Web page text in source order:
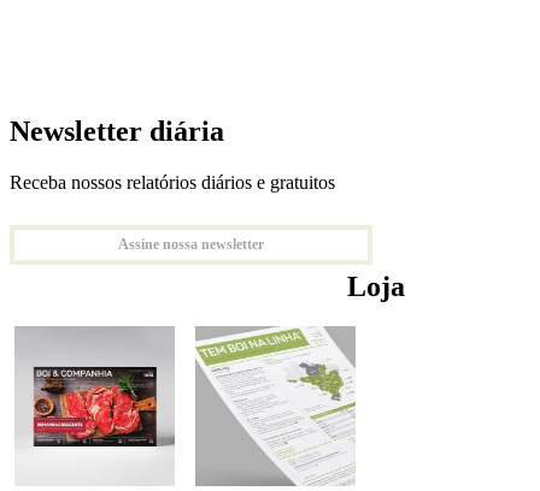
Newsletter diária
Receba nossos relatórios diários e gratuitos
Assine nossa newsletter
Loja